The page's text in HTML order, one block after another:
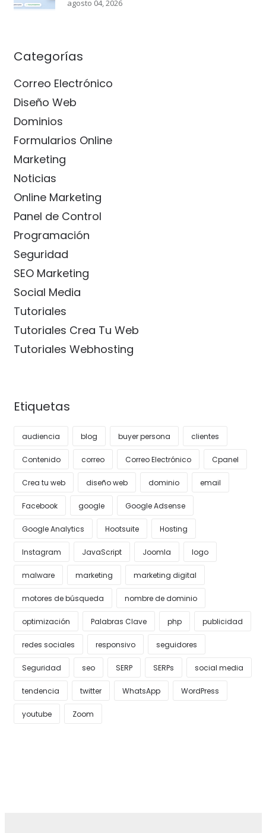
agosto 04, 2026
Categorías
Correo Electrónico
Diseño Web
Dominios
Formularios Online
Marketing
Noticias
Online Marketing
Panel de Control
Programación
Seguridad
SEO Marketing
Social Media
Tutoriales
Tutoriales Crea Tu Web
Tutoriales Webhosting
Etiquetas
audiencia blog buyer persona clientes
Contenido correo Correo Electrónico Cpanel
Crea tu web diseño web dominio email
Facebook google Google Adsense
Google Analytics Hootsuite Hosting
Instagram JavaScript Joomla logo
malware marketing marketing digital
motores de búsqueda nombre de dominio
optimización Palabras Clave php publicidad
redes sociales responsivo seguidores
Seguridad seo SERP SERPs social media
tendencia twitter WhatsApp WordPress
youtube Zoom